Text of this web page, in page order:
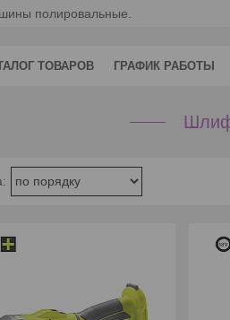
полировальные.
ТОВАРОВ ГРАФИК РАБОТЫ